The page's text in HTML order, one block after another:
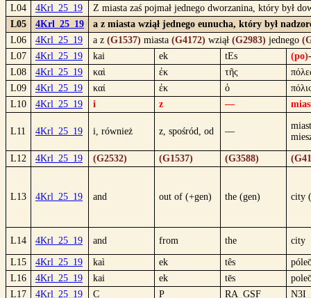
L04 4Krl_25_19
Z miasta zaś pojmał jednego dworzanina, który był
L05
4Krl_25_19
a z miasta wziął jednego eunucha, który był
L06
4Krl_25_19 a z (G1537) miasta (G4172) wziął (G2983) jednego
L07
4Krl_25_19 kai ek tEs (po)
L08
4Krl_25_19 καὶ ἐκ τῆς
L09
4Krl_25_19 καί ἐκ ὁ
L10
4Krl_25_19 i z —
L11 4Krl_25_19 i, również z, spośród, od —
L12 4Krl_25_19 (G2532) (G1537) (G3588)
L13 4Krl_25_19 and out of (+gen) the (gen) city
L14 4Krl_25_19 and from the city
L15 4Krl_25_19 kaì ek tês
L16
4Krl_25_19 kai ek tēs
L17
4Krl_25_19 C P RA_GSF